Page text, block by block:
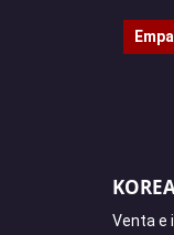
Venta e